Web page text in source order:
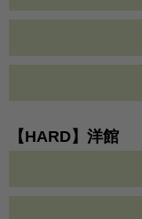
【HARD】洋館